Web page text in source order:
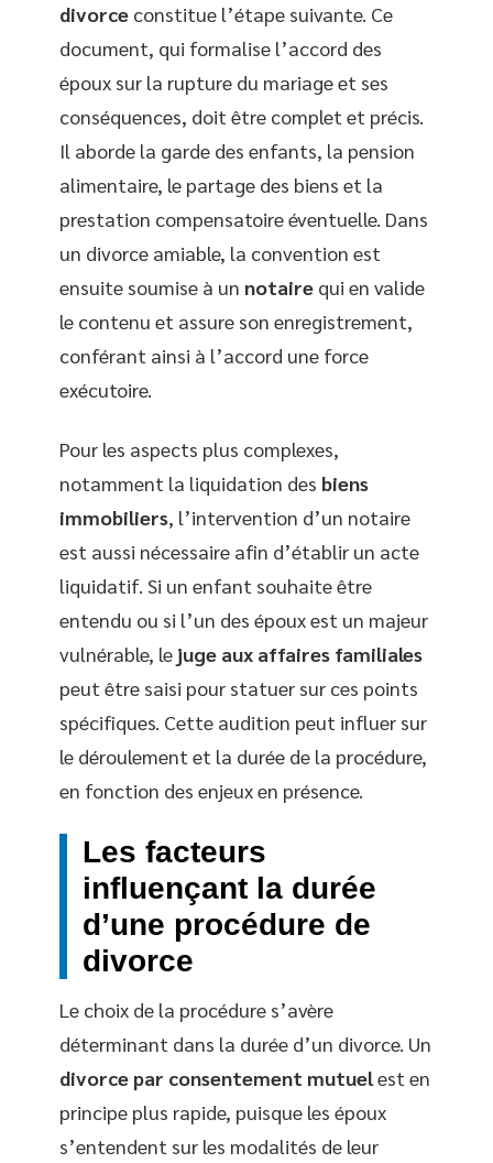
divorce constitue l’étape suivante. Ce
document, qui formalise l’accord des
époux sur la rupture du mariage et ses
conséquences, doit être complet et précis.
Il aborde la garde des enfants, la pension
alimentaire, le partage des biens et la
prestation compensatoire éventuelle. Dans
un divorce amiable, la convention est
ensuite soumise à un notaire qui en valide
le contenu et assure son enregistrement,
conférant ainsi à l’accord une force
exécutoire.
Pour les aspects plus complexes,
notamment la liquidation des biens
immobiliers, l’intervention d’un notaire
est aussi nécessaire afin d’établir un acte
liquidatif. Si un enfant souhaite être
entendu ou si l’un des époux est un majeur
vulnérable, le juge aux affaires familiales
peut être saisi pour statuer sur ces points
spécifiques. Cette audition peut influer sur
le déroulement et la durée de la procédure,
en fonction des enjeux en présence.
Les facteurs
influençant la durée
d’une procédure de
divorce
Le choix de la procédure s’avère
déterminant dans la durée d’un divorce. Un
divorce par consentement mutuel est en
principe plus rapide, puisque les époux
s’entendent sur les modalités de leur